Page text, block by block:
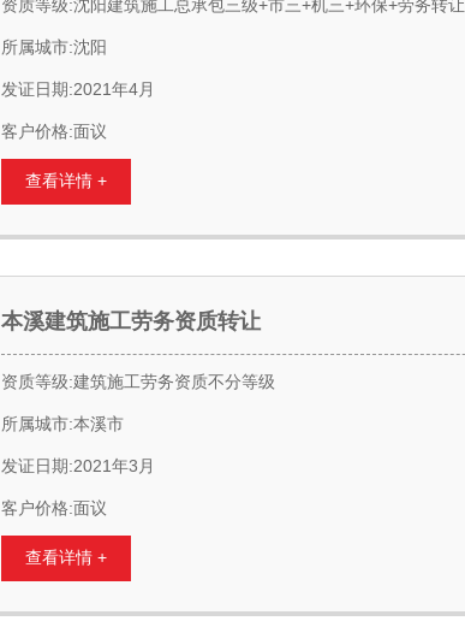
资质等级:沈阳建筑施工总承包三级+市三+机三+环保+劳务转让
所属城市:沈阳
发证日期:2021年4月
客户价格:面议
查看详情 +
本溪建筑施工劳务资质转让
资质等级:建筑施工劳务资质不分等级
所属城市:本溪市
发证日期:2021年3月
客户价格:面议
查看详情 +